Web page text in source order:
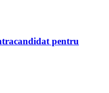
pentru